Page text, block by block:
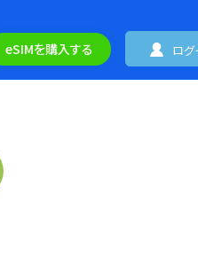
eSIMを購入する ロ